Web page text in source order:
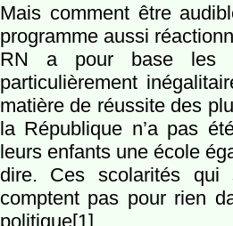
Mais comment être
programme aussi
RN a pour base les
particulièrement
matière de réussite des
la République n’a pas
leurs enfants une école
dire. Ces scolarités qui
comptent pas pour rien
politique[1].